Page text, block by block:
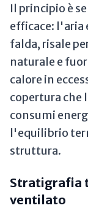
Il principio è
efficace: l'aria
falda, risale
naturale e
calore in
copertura che
consumi
l'equilibrio
struttura.
Stratigrafia
ventilato